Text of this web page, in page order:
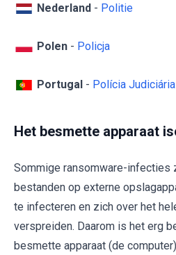
Nederland - Politie
Polen - Policja
Portugal - Polícia Judiciária
Het besmette apparaat
Sommige ransomware-infecties
bestanden op externe
te infecteren en zich over het
verspreiden. Daarom is het erg
besmette apparaat (de